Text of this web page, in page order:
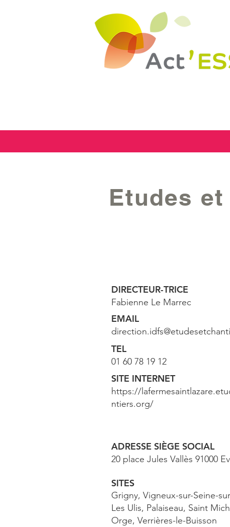
Etudes
DIRECTEUR-TRICE
Fabienne Le Marrec
EMAIL
TEL
01 60 78 19 12
SITE INTERNET
https://
ntiers.org/
ADRESSE SIÈGE SOCIAL
20 place Jules Vallès 91000
SITES
Grigny, Vigneux-sur-Seine-
Les Ulis, Palaiseau, Saint
Orge, Verrières-le-Buisson